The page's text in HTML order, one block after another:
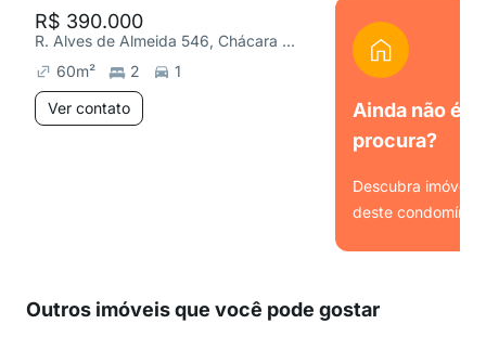
R$ 390.000
R. Alves de Almeida 546, Chácara Belenzinho
60m² 2
1
Ver contato
Ainda não é
procura?
Descubra imóveis
deste condomínio.
Outros imóveis que você pode gostar